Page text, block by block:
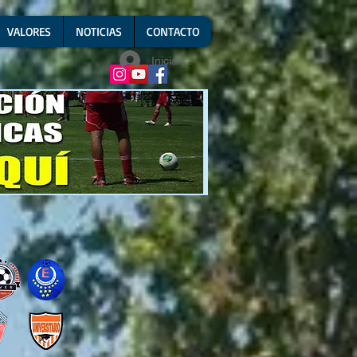
VALORES NOTICIAS CONTACTO
Iniciar sesión